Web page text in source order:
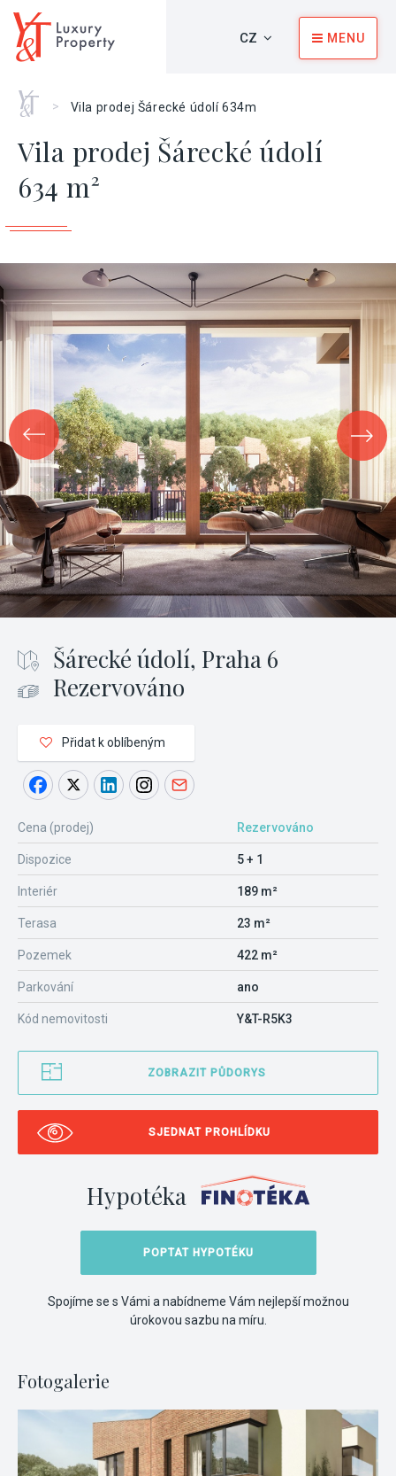
CZ MENU
Home
> Vila prodej Šárecké údolí 634m
Vila prodej Šárecké údolí
634 m²
Šárecké údolí, Praha 6
Rezervováno
Přidat k oblíbeným
Cena (prodej) Rezervováno
Dispozice 5 + 1
Interiér 189 m²
Terasa 23 m²
Pozemek 422 m²
Parkování ano
Kód nemovitosti Y&T-R5K3
ZOBRAZIT PŮDORYS
SJEDNAT PROHLÍDKU
Hypotéka
POPTAT HYPOTÉKU
Spojíme se s Vámi a nabídneme Vám nejlepší možnou
úrokovou sazbu na míru.
Fotogalerie